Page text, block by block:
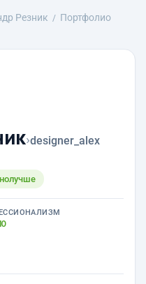
Резник
Портфолио
›designer_alex